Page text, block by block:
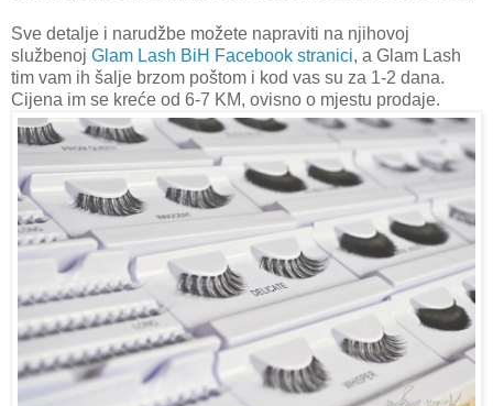
Sve detalje i narudžbe možete napraviti na njihovoj
službenoj Glam Lash BiH Facebook stranici, a Glam Lash
tim vam ih šalje brzom poštom i kod vas su za 1-2 dana.
Cijena im se kreće od 6-7 KM, ovisno o mjestu prodaje.